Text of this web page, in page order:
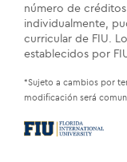
número de
individualmente,
curricular de FIU.
establecidos por
*Sujeto a cambios por
modificación será